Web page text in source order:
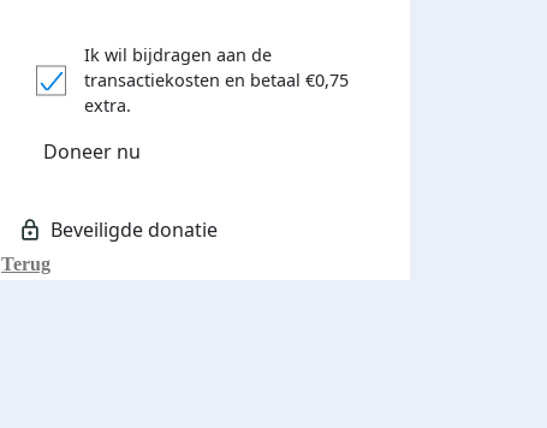
Terug
Ik wil bijdragen aan de
transactiekosten en betaal €0,75
extra.
Doneer nu